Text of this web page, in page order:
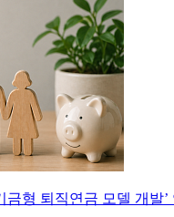
금형 퇴직연금 모델 개발